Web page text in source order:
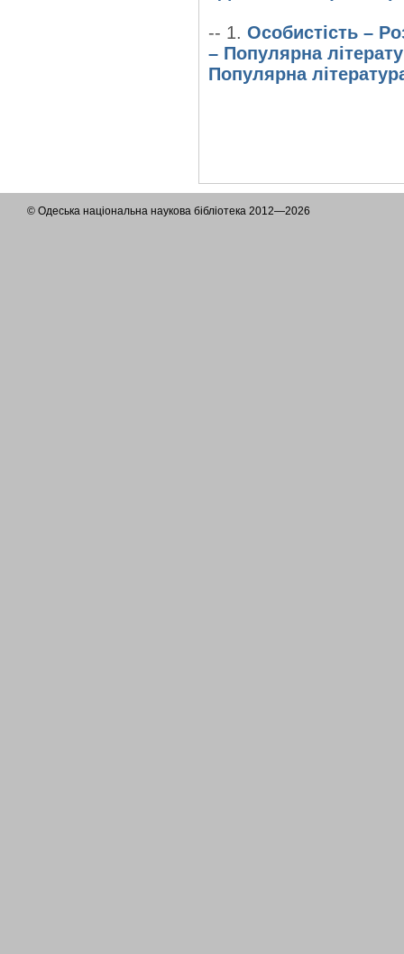
-- 1. Особистість –
– Популярна
Популярна
© Одеська національна наукова бібліотека 2012—2026